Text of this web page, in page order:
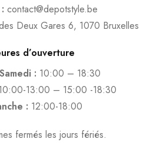
contact@depotstyle.be
Deux Gares 6, 1070 Bruxelles
d’ouverture
: 10:00 – 18:30
13:00 – 15:00 -18:30
: 12:00-18:00
fermés les jours fériés.